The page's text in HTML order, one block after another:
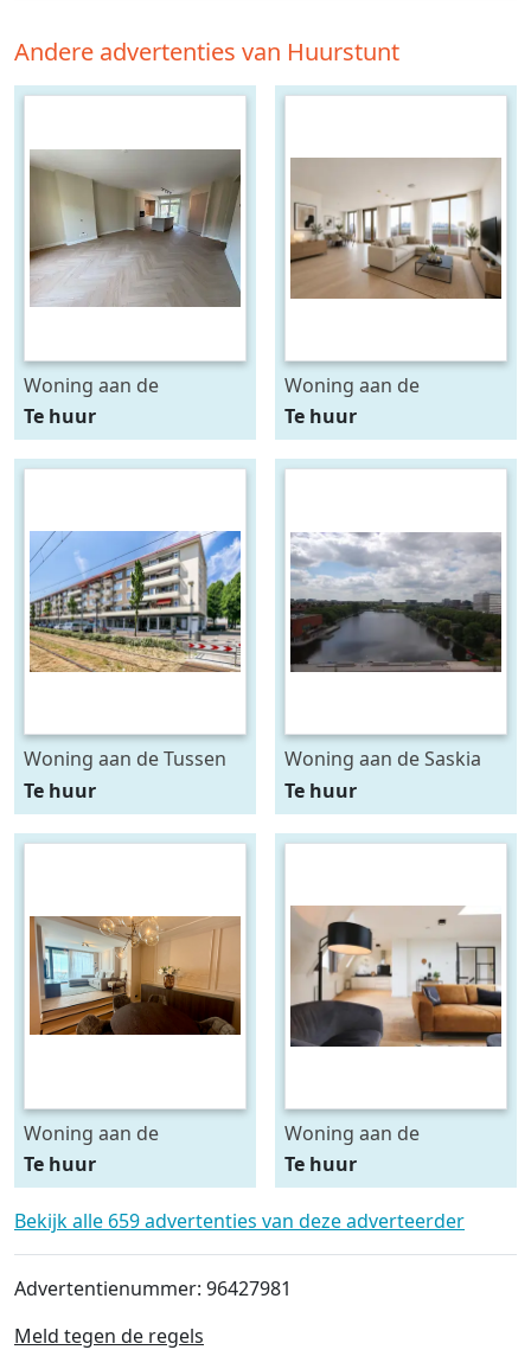
Andere advertenties van Huurstunt
Woning aan de
Breughelstraat te
Amsterdam
Te huur
Woning aan de
Carnegielaan te Den
Haag
Te huur
Woning aan de Tussen
Meer te Amsterdam
Te huur
Woning aan de Saskia
van Uijlenburgkade te
Amsterdam
Te huur
Woning aan de
Regentesselaan te Den
Haag
Te huur
Woning aan de
Herengracht te Den
Haag
Te huur
Bekijk alle 659 advertenties van deze adverteerder
Advertentienummer: 96427981
Meld tegen de regels